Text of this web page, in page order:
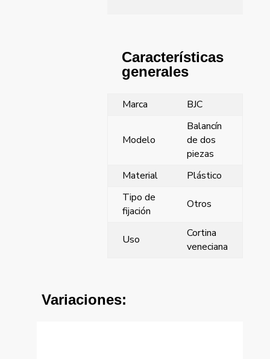
Características
generales
Marca BJC
Modelo
Balancín
de dos
piezas
Material
Plástico
Tipo de
fijación
Otros
Uso
Cortina
veneciana
Variaciones: